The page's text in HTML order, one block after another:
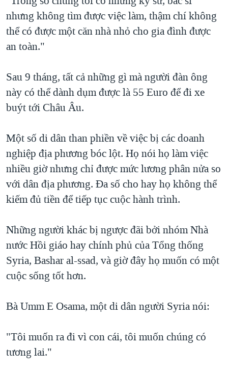
nhưng không tìm được việc làm, thậm chí không
thể có được một căn nhà nhỏ cho gia đình được
an toàn."
Sau 9 tháng, tất cả những gì mà người đàn ông
này có thể dành dụm được là 55 Euro để đi xe
buýt tới Châu Âu.
Một số di dân than phiền về việc bị các doanh
nghiệp địa phương bóc lột. Họ nói họ làm việc
nhiều giờ nhưng chỉ được mức lương phân nửa so
với dân địa phương. Đa số cho hay họ không thể
kiếm đủ tiền để tiếp tục cuộc hành trình.
Những người khác bị ngược đãi bởi nhóm Nhà
nước Hồi giáo hay chính phủ của Tổng thống
Syria, Bashar al-ssad, và giờ đây họ muốn có một
cuộc sống tốt hơn.
Bà Umm E Osama, một di dân người Syria nói:
"Tôi muốn ra đi vì con cái, tôi muốn chúng có
tương lai."